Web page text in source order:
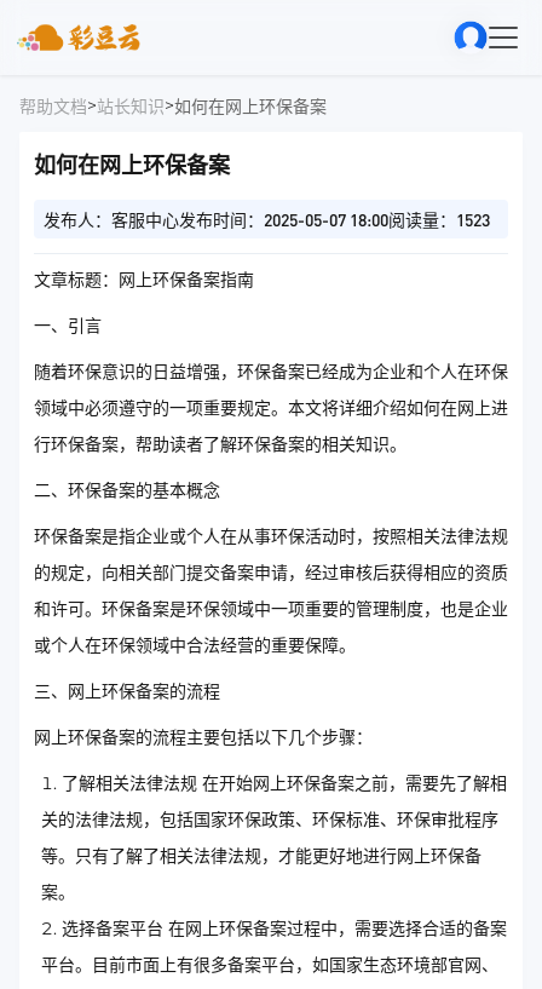
帮助文档>站长知识>如何在网上环保备案
如何在网上环保备案
发布人：客服中心发布时间：2025-05-07 18:00阅读量：1523
文章标题：网上环保备案指南
一、引言
随着环保意识的日益增强，环保备案已经成为企业和个人在环保
领域中必须遵守的一项重要规定。本文将详细介绍如何在网上进
行环保备案，帮助读者了解环保备案的相关知识。
二、环保备案的基本概念
环保备案是指企业或个人在从事环保活动时，按照相关法律法规
的规定，向相关部门提交备案申请，经过审核后获得相应的资质
和许可。环保备案是环保领域中一项重要的管理制度，也是企业
或个人在环保领域中合法经营的重要保障。
三、网上环保备案的流程
网上环保备案的流程主要包括以下几个步骤：
了解相关法律法规 在开始网上环保备案之前，需要先了解相
关的法律法规，包括国家环保政策、环保标准、环保审批程序
等。只有了解了相关法律法规，才能更好地进行网上环保备
案。
选择备案平台 在网上环保备案过程中，需要选择合适的备案
平台。目前市面上有很多备案平台，如国家生态环境部官网、